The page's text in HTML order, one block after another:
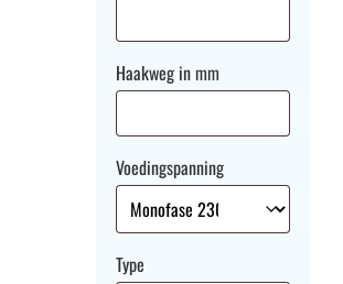
Haakweg in mm
Voedingspanning
Type